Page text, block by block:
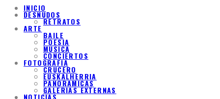
INICIO
DESNUDOS
RETRATOS
ARTE
BAILE
POESIA
MUSICA
CONCIERTOS
FOTOGRAFIA
CRUCERO
EUSKALHERRIA
PANORAMICAS
GALERIAS EXTERNAS
NOTICIAS